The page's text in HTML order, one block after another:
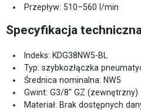
Przepływ: 510–560 l/min
Specyfikacja
Indeks: KDG38NW5-BL
Typ: szybkozłączka
Średnica nominalna: NW5
Gwint: G3/8" GZ (zewnętrzny)
Materiał: Brak dostępnych